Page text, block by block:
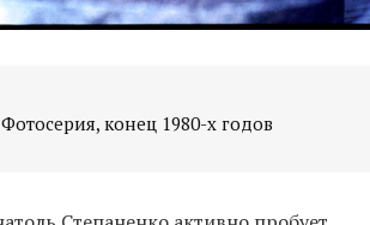
конец 1980-х годов